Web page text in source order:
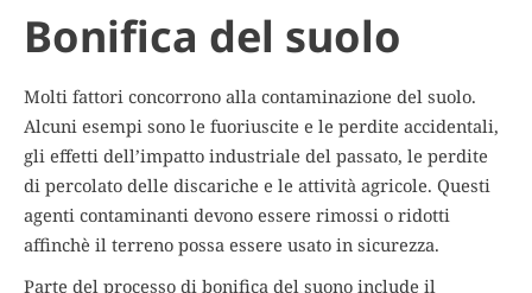
Bonifica del suolo
Molti fattori concorrono alla contaminazione del suolo.
Alcuni esempi sono le fuoriuscite e le perdite accidentali,
gli effetti dell’impatto industriale del passato, le perdite
di percolato delle discariche e le attività agricole. Questi
agenti contaminanti devono essere rimossi o ridotti
affinchè il terreno possa essere usato in sicurezza.
Parte del processo di bonifica del suono include il